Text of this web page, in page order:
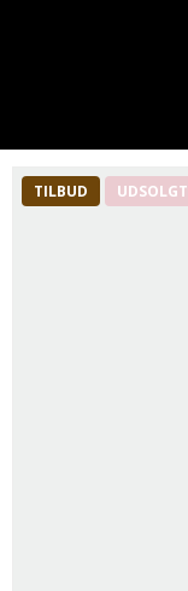
TILBUD UDSOLGT